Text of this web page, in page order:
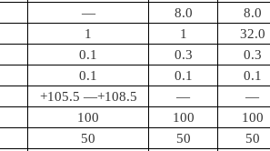
— 8.0
8.0
1 1
32.0
0.1 0.3
0.3
0.1 0.1
0.1
+105.5 —+108.5 —
—
100 100
100
50 50
50